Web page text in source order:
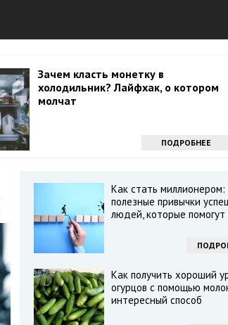
Зачем класть монетку в
холодильник? Лайфхак, о котором
молчат
ПОДРОБНЕЕ
Как стать миллионером:
полезные привычки
людей, которые помогут
Как получить хороший
огурцов с помощью
интересный способ